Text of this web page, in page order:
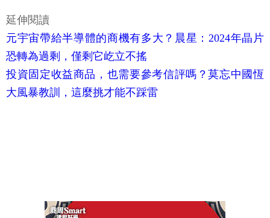
延伸閱讀
元宇宙帶給半導體的商機有多大？晨星：2024年晶片
恐轉為過剩，僅剩它屹立不搖
投資固定收益商品，也需要參考信評嗎？莫忘中國恆
大風暴教訓，這麼挑才能不踩雷